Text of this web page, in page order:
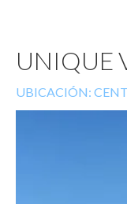
UNIQUE
UBICACIÓN: